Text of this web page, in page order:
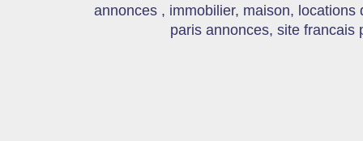
annonces , immobilier, maison,
paris annonces, site francais